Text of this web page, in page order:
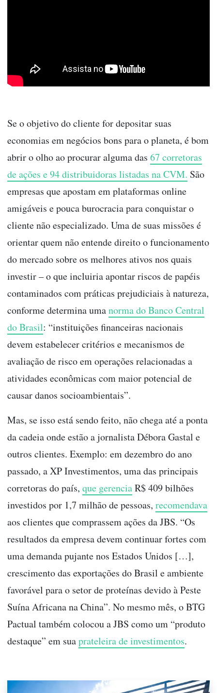
Se o objetivo do cliente for depositar suas
economias em negócios bons para o planeta, é bom
abrir o olho ao procurar alguma das 67 corretoras
de ações e 94 distribuidoras listadas na CVM. São
empresas que apostam em plataformas online
amigáveis e pouca burocracia para conquistar o
cliente não especializado. Uma de suas missões é
orientar quem não entende direito o funcionamento
do mercado sobre os melhores ativos nos quais
investir–o que incluiria apontar riscos de papéis
contaminados com práticas prejudiciais à natureza,
conforme determina umanorma do Banco Central
do Brasil: “instituições financeiras nacionais
devem estabelecer critérios e mecanismos de
avaliação de risco em operações relacionadas a
atividades econômicas com maior potencial de
causar danos socioambientais”.
Mas, se isso está sendo feito, não chega até a ponta
da cadeia onde estão a jornalista Débora Gastal e
outros clientes. Exemplo: em dezembro do ano
passado, a XP Investimentos, uma das principais
corretoras do país, que gerenciaR$ 409 bilhões
investidos por 1,7 milhão de pessoas, recomendava
aos clientes que comprassem ações da JBS. “Os
resultados da empresa devem continuar fortes com
uma demanda pujante nos Estados Unidos […],
crescimento das exportações do Brasil e ambiente
favorável para o setor de proteínas devido à Peste
Suína Africana na China”. No mesmo mês, o BTG
Pactual também colocou a JBS como um “produto
destaque” em suaprateleira de investimentos.